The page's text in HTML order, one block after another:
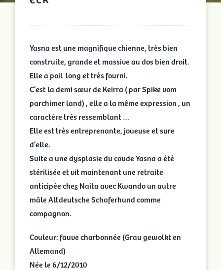
Yasna est une magnifique chienne, très bien
construite, grande et massive au dos bien droit.
Elle a poil long et très fourni.
C’est la demi sœur de Keirra ( par Spike vom
parchimer land) , elle a la même expression , un
caractère très ressemblant …
Elle est très entreprenante, joueuse et sure
d’elle.
Suite a une dysplasie du coude Yasna a été
stérilisée et vit maintenant une retraite
anticipée chez Naita avec Kwando un autre
mâle Altdeutsche Schaferhund comme
compagnon.
Couleur: fauve charbonnée (Grau gewolkt en
Allemand)
Née le 6/12/2010